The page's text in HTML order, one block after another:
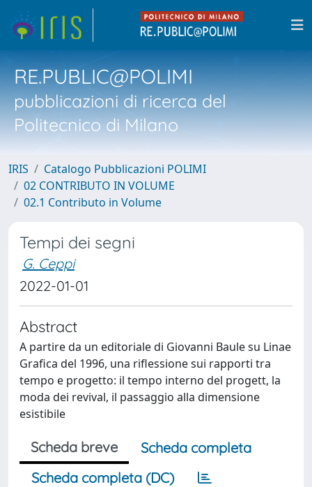
RE.PUBLIC@POLIMI
pubblicazioni di ricerca del
Politecnico di Milano
IRIS
Catalogo Pubblicazioni POLIMI
02 CONTRIBUTO IN VOLUME
02.1 Contributo in Volume
Tempi dei segni
G. Ceppi
2022-01-01
Abstract
A partire da un editoriale di Giovanni Baule su Linae
Grafica del 1996, una riflessione sui rapporti tra
tempo e progetto: il tempo interno del progett, la
moda dei revival, il passaggio alla dimensione
esistibile
Scheda breve
Scheda completa
Scheda completa (DC)